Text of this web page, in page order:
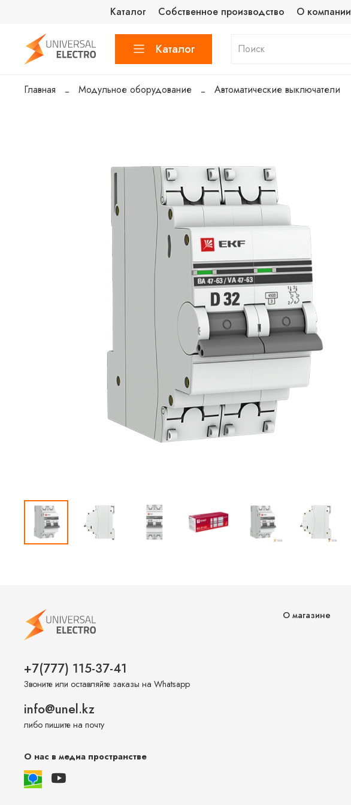
Каталог Собственное производство О компании
Каталог
Главная Модульное оборудование Автоматические выключатели
О магазине
+7(777) 115-37-41
Звоните или оставляйте заказы на Whatsapp
info@unel.kz
либо пишите на почту
О нас в медиа пространстве